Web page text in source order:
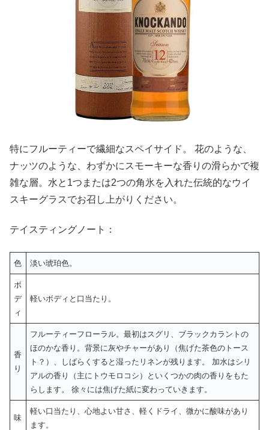
特にフルーティーで繊細なスペイサイド。 花のような、
ナッツのような、わずかにスモーキーな香りの滑らかで複
雑な層。水と1つまたは2つの角氷を入れた伝統的なウイ
スキーグラスでお召し上がりください。
テイスティングノート：
色 淡い琥珀色。
ボ
デ
ィ
軽いボディと口当たり。
香
り
フルーティーフローラル。最初はスグリ、ブラックカラントの
ほのかな香り。背景に灰やチャーがあり（焦げた茶色のトース
ト？）、しばらくすると湿ったリネンが残ります。 加水はシリ
アルの香り（主にトウモロコシ）といくつかの肉の香りをもた
らします。 徐々には焦げた紙に変わっていきます。
味
軽い口当たり、心地よい甘さ、軽くドライ、微かに酸味があり
ます。